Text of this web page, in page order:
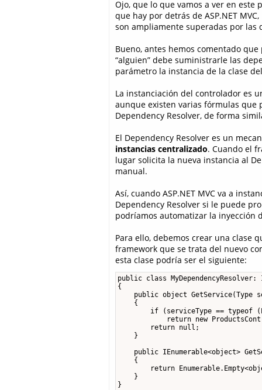
Ojo, que lo que vamos a ver en este
que hay por detrás de ASP.NET
son ampliamente superadas por
Bueno, antes hemos comentado
“alguien” debe suministrarle las
parámetro la instancia de la clase
La instanciación del controlador es
aunque existen varias fórmulas
Dependency Resolver, de forma
El Dependency Resolver es un
instancias centralizado. Cuando el
lugar solicita la nueva instancia al
manual.
Así, cuando ASP.NET MVC va a
Dependency Resolver si le puede
podríamos automatizar la inyección
Para ello, debemos crear una clase
framework que se trata del nuevo
esta clase podría ser el siguiente:
public class MyDependencyResolver:
{
public object GetService(Type
    {
if (serviceType == typeof
return new
        return null;
    }
public IEnumerable<object>
    {
return
    }
}